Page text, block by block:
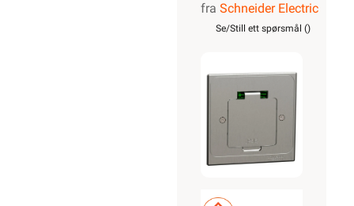
XS ett
firkantet
fra Schneider Electric
Se/Still ett spørsmål ()